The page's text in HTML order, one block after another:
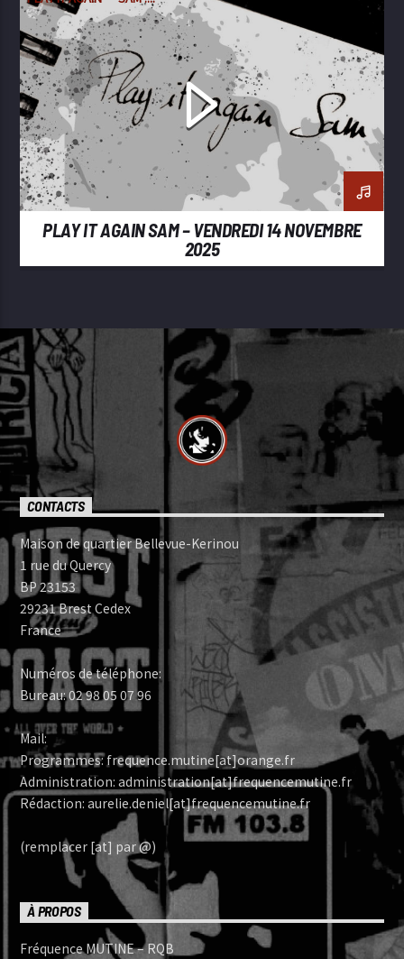
PLAY IT AGAIN SAM – VENDREDI 14 NOVEMBRE
2025
CONTACTS
Maison de quartier Bellevue-Kerinou
1 rue du Quercy
BP 23153
29231 Brest Cedex
France
Numéros de téléphone:
Bureau: 02 98 05 07 96
Mail:
Programmes: frequence.mutine[at]orange.fr
Administration: administration[at]frequencemutine.fr
Rédaction: aurelie.deniel[at]frequencemutine.fr
(remplacer [at] par @)
À PROPOS
Fréquence MUTINE – RQB